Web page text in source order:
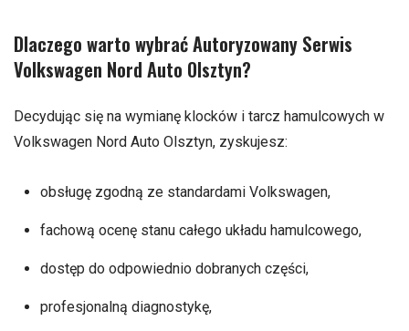
Dlaczego warto wybrać Autoryzowany Serwis
Volkswagen Nord Auto Olsztyn?
Decydując się na wymianę klocków i tarcz hamulcowych w
Volkswagen Nord Auto Olsztyn, zyskujesz:
obsługę zgodną ze standardami Volkswagen,
fachową ocenę stanu całego układu hamulcowego,
dostęp do odpowiednio dobranych części,
profesjonalną diagnostykę,